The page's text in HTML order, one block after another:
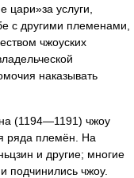
цари»за услуги,
с другими племенами,
чжоуских
наказывать
(1194—1191) чжоу
ряда племён. На
и другие; многие
подчинились чжоу.